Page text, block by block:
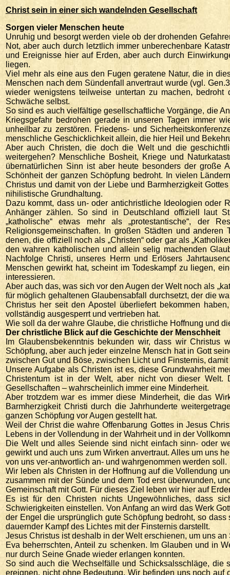
Christ sein in einer sich wandelnden Gesellschaft
Sorgen vieler Menschen heute
Unruhig und besorgt werden viele ob der drohenden
Not, aber auch durch letztlich immer unberechenbare
und Ereignisse hier auf Erden, aber auch durch
liegen.
Viel mehr als eine aus den Fugen geratene Natur, die in
Menschen nach dem Sündenfall anvertraut wurde (vgl.
wieder wenigstens teilweise untertan zu machen,
Schwäche selbst.
So sind es auch vielfältige gesellschaftliche Vorgänge, die
Kriegsgefahr bedrohen gerade in unseren Tagen immer
unheilbar zu zerstören. Friedens- und
menschliche Geschicklichkeit allein, die hier Heil und
Aber auch Christen, die doch die Welt und die
weitergehen? Menschliche Bosheit, Kriege und
übernatürlichen Sinn ist aber heute besonders der große
Schönheit der ganzen Schöpfung bedroht. In vielen
Christus und damit von der Liebe und Barmherzigkeit
nihilistische Grundhaltung.
Dazu kommt, dass un- oder antichristliche Ideologien oder
Anhänger zählen. So sind in Deutschland offiziell laut
„katholische“ etwas mehr als „protestantische“, der
Religionsgemeinschaften. In großen Städten und
denen, die offiziell noch als „Christen“ oder gar als
den wahren katholischen und allein selig machenden
Nachfolge Christi, unseres Herrn und Erlösers
Menschen gewirkt hat, scheint im Todeskampf zu liegen,
interessieren.
Aber auch das, was sich vor den Augen der Welt noch als
für möglich gehaltenen Glaubensabfall durchsetzt, der die
Christus her seit den Apostel überliefert bekommen
vollständig ausgesperrt und vertrieben hat.
Wie soll da der wahre Glaube, die christliche Hoffnung und
Der christliche Blick auf die Geschichte der Menschheit
Im Glaubensbekenntnis bekunden wir, dass wir Christus
Schöpfung, aber auch jeder einzelne Mensch hat in Gott
zwischen Gut und Böse, zwischen Licht und Finsternis,
Unsere Aufgabe als Christen ist es, diese Grundwahrheit
Christentum ist in der Welt, aber nicht von dieser Welt.
Gesellschaften – wahrscheinlich immer eine Minderheit.
Aber trotzdem war es immer diese Minderheit, die das
Barmherzigkeit Christi durch die Jahrhunderte
ganzen Schöpfung vor Augen gestellt hat.
Weil der Christ die wahre Offenbarung Gottes in Jesus
Lebens in der Vollendung in der Wahrheit und in der
Die Welt und alles Seiende sind nicht einfach sinn- oder
gewirkt und auch uns zum Wirken anvertraut. Alles um uns
von uns ver-antwortlich an- und wahrgenommen werden soll.
Wir leben als Christen in der Hoffnung auf die Vollendung
zusammen mit der Sünde und dem Tod erst überwunden,
Gemeinschaft mit Gott. Für dieses Ziel leben wir hier auf
Es ist für den Christen nichts Ungewöhnliches, dass
Schwierigkeiten einstellen. Von Anfang an wird das Werk
der Engel die ursprünglich gute Schöpfung bedroht, so
dauernder Kampf des Lichtes mit der Finsternis darstellt.
Jesus Christus ist deshalb in der Welt erschienen, um uns
Eva beherrschten, Anteil zu schenken. Im Glauben und in
nur durch Seine Gnade wieder erlangen konnten.
So sind auch die Wechselfälle und Schicksalsschläge,
ereignen, nicht ohne Bedeutung. Wir befinden uns noch